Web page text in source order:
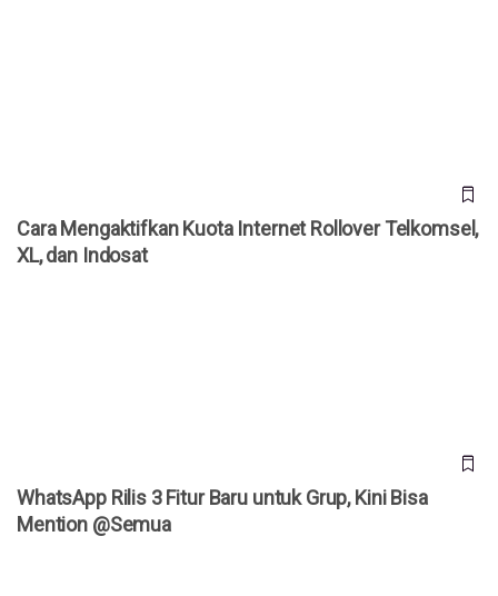
Cara Mengaktifkan Kuota Internet Rollover Telkomsel,
XL, dan Indosat
WhatsApp Rilis 3 Fitur Baru untuk Grup, Kini Bisa
Mention @Semua